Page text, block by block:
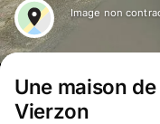
Image non
Une maison
Vierzon